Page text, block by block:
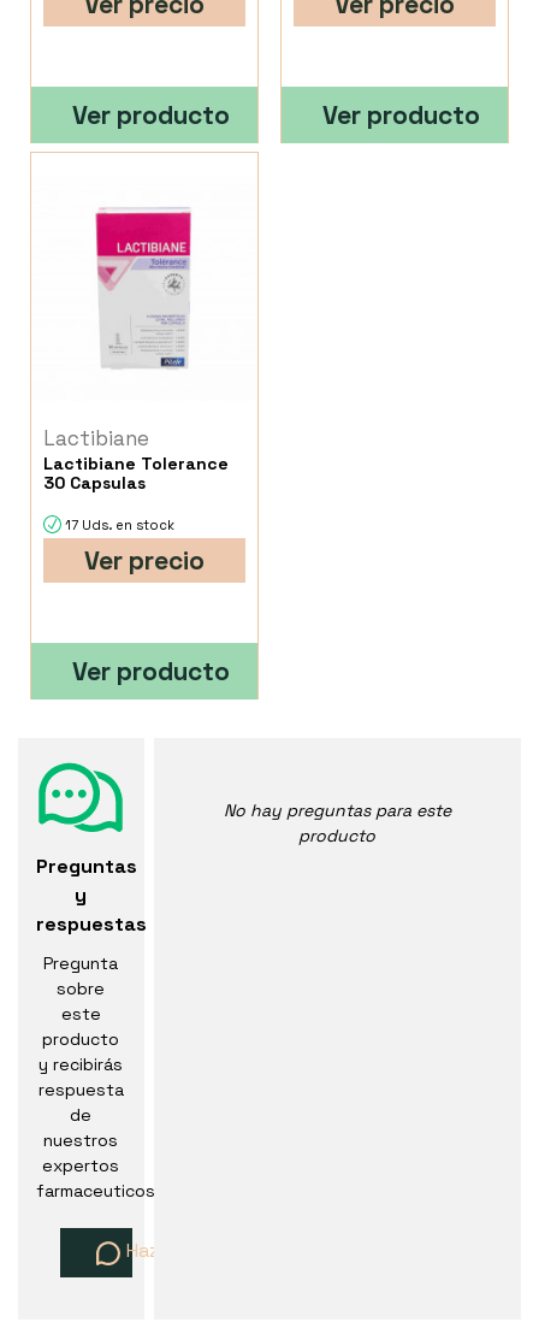
Ver producto Ver producto
Lactibiane
Lactibiane Tolerance
30 Capsulas
17 Uds. en stock
Ver precio
Ver producto
Preguntas
y
respuestas
Pregunta
sobre
este
producto
y recibirás
respuesta
de
nuestros
expertos
farmaceuticos
Haz una pregunta
No hay preguntas para este
producto